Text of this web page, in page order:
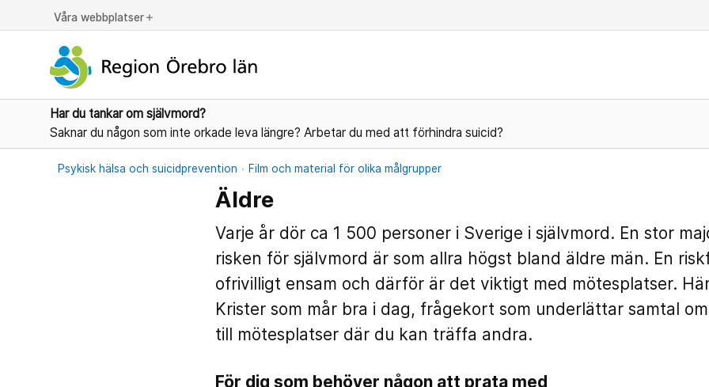
Våra webbplatser add
Har du tankar om självmord?
Saknar du någon som inte orkade leva längre? Arbetar du med att förhindra suicid?
Psykisk hälsa och suicidprevention Film och material för olika målgrupper
Äldre
Varje år dör ca 1 500 personer i Sverige i självmord. En stor
risken för självmord är som allra högst bland äldre män. En
ofrivilligt ensam och därför är det viktigt med mötesplatser.
Krister som mår bra i dag, frågekort som underlättar samtal
till mötesplatser där du kan träffa andra.
För dig som behöver någon att prata med